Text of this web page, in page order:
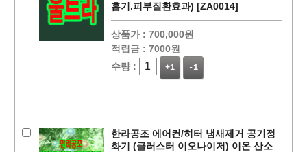
PAYCO 바로
흡기.피부질환효과) [ZA0014]
상품가 : 700,000원
적립금 : 7000원
수량 :
+1 -1
한라공조 에어컨/히터 냄새제거 공기정
화기 (클러스터 이오나이저) 이온 산소